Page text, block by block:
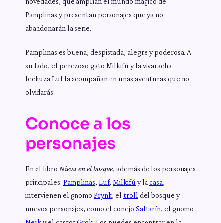
Pamplinas y presentan personajes que ya no
abandonarán la serie.
Pamplinas es buena, despistada, alegre y poderosa. A
su lado, el perezoso gato Milkifú y la vivaracha
lechuza Luf la acompañan en unas aventuras que no
olvidarás.
Conoce a los
personajes
En el libro Nieva en el bosque, además de los personajes
principales: Pamplinas, Luf, Milkifú y la casa,
intervienen el gnomo Prynk, el troll del bosque y
nuevos personajes, como el conejo Saltarín, el gnomo